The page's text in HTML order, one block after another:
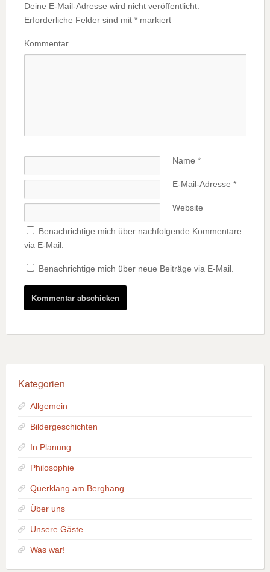
Deine E-Mail-Adresse wird nicht veröffentlicht.
Erforderliche Felder sind mit * markiert
Kommentar
Name *
E-Mail-Adresse *
Website
Benachrichtige mich über nachfolgende Kommentare
via E-Mail.
Benachrichtige mich über neue Beiträge via E-Mail.
Kategorien
Allgemein
Bildergeschichten
In Planung
Philosophie
Querklang am Berghang
Über uns
Unsere Gäste
Was war!